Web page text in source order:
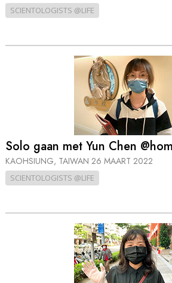
SCIENTOLOGISTS @LIFE
Solo gaan met Yun Chen
KAOHSIUNG, TAIWAN 26 MAART 2022
SCIENTOLOGISTS @LIFE